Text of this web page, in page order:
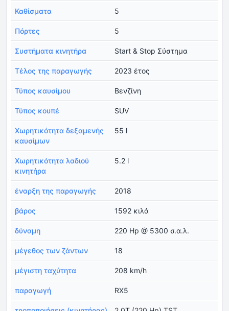
Καθίσματα 5
Πόρτες 5
Συστήματα κινητήρα Start & Stop Σύστημα
Τέλος της παραγωγής 2023 έτος
Τύπος καυσίμου Βενζίνη
Τύπος κουπέ SUV
Χωρητικότητα δεξαμενής
καυσίμων
55 l
Χωρητικότητα λαδιού
κινητήρα
5.2 l
έναρξη της παραγωγής 2018
βάρος 1592 κιλά
δύναμη 220 Hp @ 5300 σ.α.λ.
μέγεθος των ζάντων 18
μέγιστη ταχύτητα 208 km/h
παραγωγή RX5